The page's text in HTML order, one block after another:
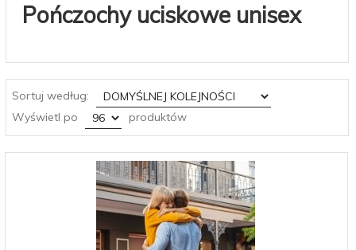
Pończochy uciskowe unisex
Sortuj według:
sort
Wyświetl po
pop produktów